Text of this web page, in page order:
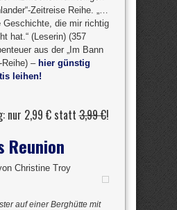
Zeitreise Reihe. „…
Geschichte, die mir richtig
hat.“ (Leserin) (357
aus der „Im Bann
Reihe) – hier günstig
leihen!
nur 2,99 € statt3,99 €!
Reunion
Christine Troy
auf einer Berghütte mit